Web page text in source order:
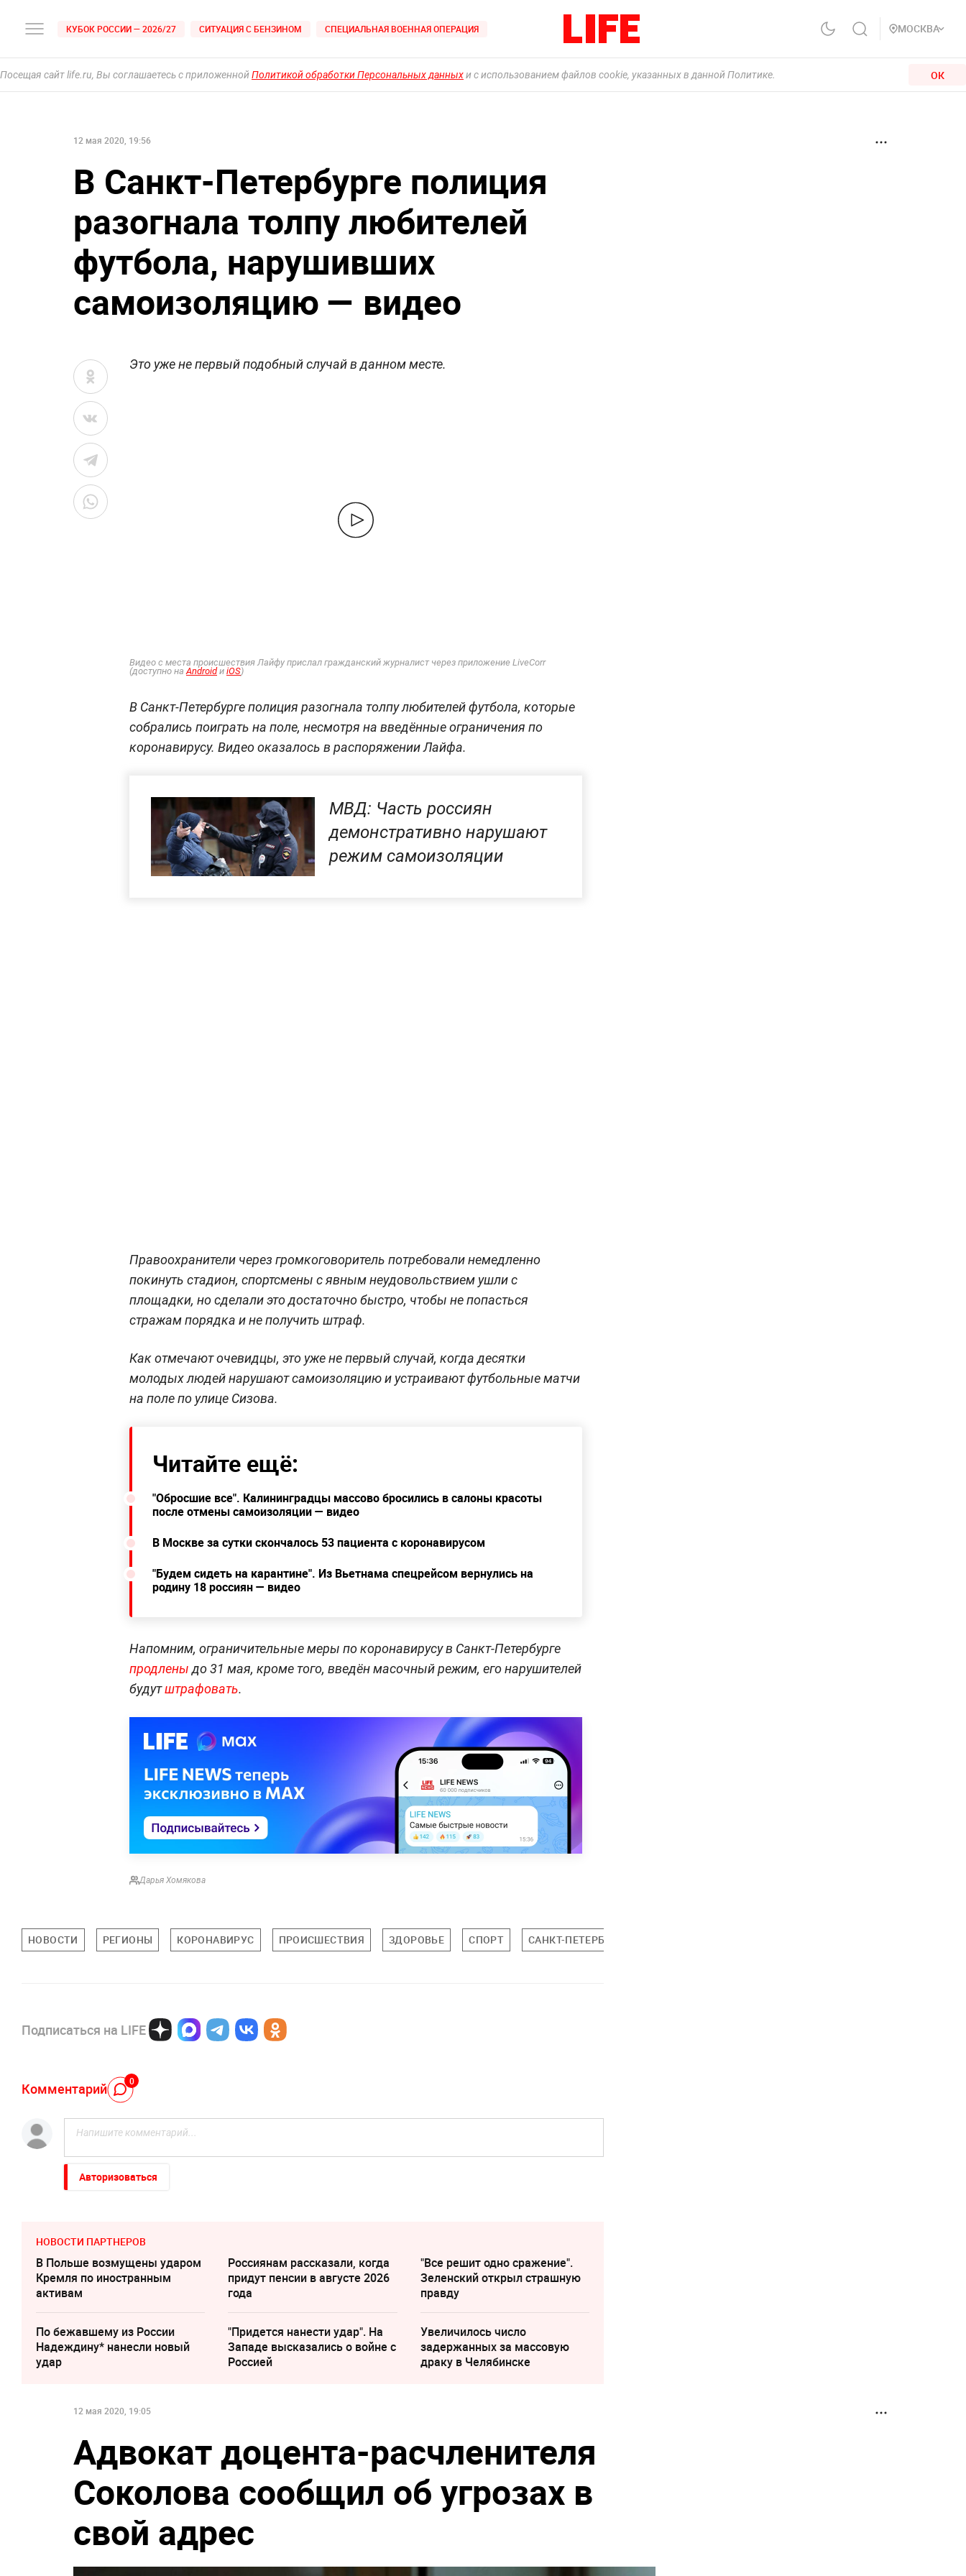
КУБОК РОССИИ — 2026/27 СИТУАЦИЯ С БЕНЗИНОМ СПЕЦИАЛЬНАЯ ВОЕННАЯ ОПЕРАЦИЯ МОСКВА
Посещая сайт life.ru, Вы соглашаетесь с приложеннойПолитикой обработки Персональных данныхи с использованием файлов cookie, указанных в данной Политике. ОК
12 мая 2020, 19:56
В Санкт-Петербурге полиция
разогнала толпу любителей
футбола, нарушивших
самоизоляцию — видео
Это уже не первый подобный случай в данном месте.
Видео с места происшествия Лайфу прислал гражданский журналист через приложение LiveCorr
(доступно наAndroidи iOS)
В Санкт-Петербурге полиция разогнала толпу любителей футбола, которые
собрались поиграть на поле, несмотря на введённые ограничения по
коронавирусу. Видео оказалось в распоряжении Лайфа.
МВД: Часть россиян
демонстративно нарушают
режим самоизоляции
Правоохранители через громкоговоритель потребовали немедленно
покинуть стадион, спортсмены с явным неудовольствием ушли с
площадки, но сделали это достаточно быстро, чтобы не попасться
стражам порядка и не получить штраф.
Как отмечают очевидцы, это уже не первый случай, когда десятки
молодых людей нарушают самоизоляцию и устраивают футбольные матчи
на поле по улице Сизова.
Читайте ещё:
"Обросшие все". Калининградцы массово бросились в салоны красоты
после отмены самоизоляции — видео
В Москве за сутки скончалось 53 пациента с коронавирусом
"Будем сидеть на карантине". Из Вьетнама спецрейсом вернулись на
родину 18 россиян — видео
Напомним, ограничительные меры по коронавирусу в Санкт-Петербурге
продлены до 31 мая, кроме того, введён масочный режим, его нарушителей
будутштрафовать.
Дарья Хомякова
НОВОСТИ РЕГИОНЫ КОРОНАВИРУС ПРОИСШЕСТВИЯ ЗДОРОВЬЕ СПОРТ САНКТ-ПЕТЕРБУРГ
Подписаться на LIFE
Комментарий 0
Авторизоваться
НОВОСТИ ПАРТНЕРОВ
В Польше возмущены ударом
Кремля по иностранным
активам
Россиянам рассказали, когда
придут пенсии в августе 2026
года
"Все решит одно сражение".
Зеленский открыл страшную
правду
По бежавшему из России
Надеждину* нанесли новый
удар
"Придется нанести удар". На
Западе высказались о войне с
Россией
Увеличилось число
задержанных за массовую
драку в Челябинске
12 мая 2020, 19:05
Адвокат доцента-расчленителя
Соколова сообщил об угрозах в
свой адрес